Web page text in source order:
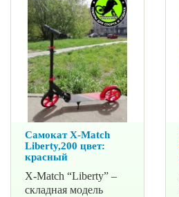
Самокат X-Match
Liberty,200 цвет:
красный
X-Match “Liberty” –
складная модель